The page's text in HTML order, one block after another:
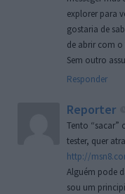
explorer para
gostaria de
de abrir com
Sem outro
Responder
Reporter
Tento “sacar”
tester, quer
http://
Alguém pode
sou um